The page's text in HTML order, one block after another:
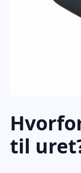
til